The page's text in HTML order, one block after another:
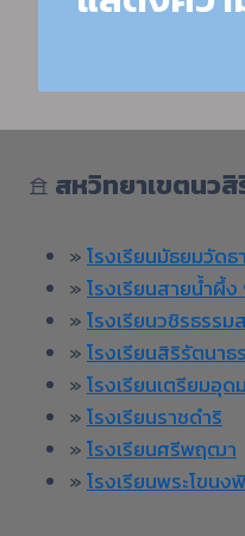
𖠿 สหวิทยาเขตนว
»โรงเรียนมัธยมวัด
»โรงเรียนสายน้ำผึ้ง
»โรงเรียนวชิรธรรม
»โรงเรียนสิริรัตนาธร
»โรงเรียนเตรียมอุ
»โรงเรียนราชดำริ
»โรงเรียนศรีพฤฒา
»โรงเรียนพระโขนง